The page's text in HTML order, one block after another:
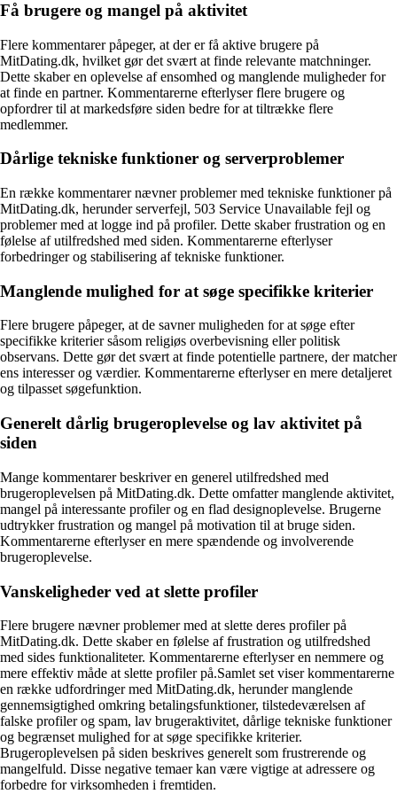
Få brugere og mangel på aktivitet
Flere kommentarer påpeger, at der er få aktive brugere på
MitDating.dk, hvilket gør det svært at finde relevante matchninger.
Dette skaber en oplevelse af ensomhed og manglende muligheder for
at finde en partner. Kommentarerne efterlyser flere brugere og
opfordrer til at markedsføre siden bedre for at tiltrække flere
medlemmer.
Dårlige tekniske funktioner og serverproblemer
En række kommentarer nævner problemer med tekniske funktioner på
MitDating.dk, herunder serverfejl, 503 Service Unavailable fejl og
problemer med at logge ind på profiler. Dette skaber frustration og en
følelse af utilfredshed med siden. Kommentarerne efterlyser
forbedringer og stabilisering af tekniske funktioner.
Manglende mulighed for at søge specifikke kriterier
Flere brugere påpeger, at de savner muligheden for at søge efter
specifikke kriterier såsom religiøs overbevisning eller politisk
observans. Dette gør det svært at finde potentielle partnere, der matcher
ens interesser og værdier. Kommentarerne efterlyser en mere detaljeret
og tilpasset søgefunktion.
Generelt dårlig brugeroplevelse og lav aktivitet på
siden
Mange kommentarer beskriver en generel utilfredshed med
brugeroplevelsen på MitDating.dk. Dette omfatter manglende aktivitet,
mangel på interessante profiler og en flad designoplevelse. Brugerne
udtrykker frustration og mangel på motivation til at bruge siden.
Kommentarerne efterlyser en mere spændende og involverende
brugeroplevelse.
Vanskeligheder ved at slette profiler
Flere brugere nævner problemer med at slette deres profiler på
MitDating.dk. Dette skaber en følelse af frustration og utilfredshed
med sides funktionaliteter. Kommentarerne efterlyser en nemmere og
mere effektiv måde at slette profiler på.Samlet set viser kommentarerne
en række udfordringer med MitDating.dk, herunder manglende
gennemsigtighed omkring betalingsfunktioner, tilstedeværelsen af
falske profiler og spam, lav brugeraktivitet, dårlige tekniske funktioner
og begrænset mulighed for at søge specifikke kriterier.
Brugeroplevelsen på siden beskrives generelt som frustrerende og
mangelfuld. Disse negative temaer kan være vigtige at adressere og
forbedre for virksomheden i fremtiden.